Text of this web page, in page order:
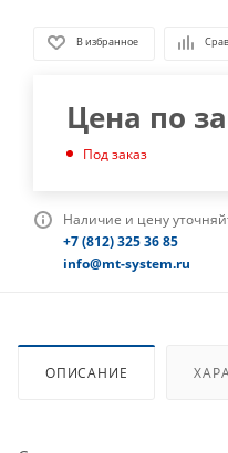
В избранное
Цена по
Под заказ
Наличие и цену
+7 (812) 325 36 85
info@mt-system.ru
ОПИСАНИЕ